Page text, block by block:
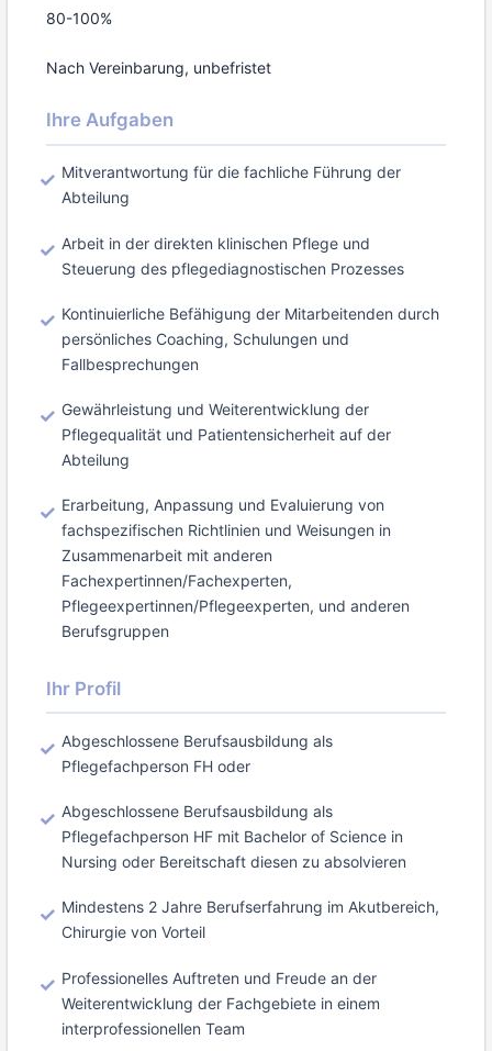
80-100%
Nach Vereinbarung, unbefristet
Ihre Aufgaben
Mitverantwortung für die fachliche Führung der
Abteilung
Arbeit in der direkten klinischen Pflege und
Steuerung des pflegediagnostischen Prozesses
Kontinuierliche Befähigung der Mitarbeitenden durch
persönliches Coaching, Schulungen und
Fallbesprechungen
Gewährleistung und Weiterentwicklung der
Pflegequalität und Patientensicherheit auf der
Abteilung
Erarbeitung, Anpassung und Evaluierung von
fachspezifischen Richtlinien und Weisungen in
Zusammenarbeit mit anderen
Fachexpertinnen/Fachexperten,
Pflegeexpertinnen/Pflegeexperten, und anderen
Berufsgruppen
Ihr Profil
Abgeschlossene Berufsausbildung als
Pflegefachperson FH oder
Abgeschlossene Berufsausbildung als
Pflegefachperson HF mit Bachelor of Science in
Nursing oder Bereitschaft diesen zu absolvieren
Mindestens 2 Jahre Berufserfahrung im Akutbereich,
Chirurgie von Vorteil
Professionelles Auftreten und Freude an der
Weiterentwicklung der Fachgebiete in einem
interprofessionellen Team